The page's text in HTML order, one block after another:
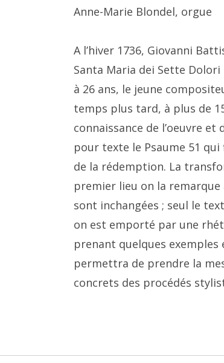
Anne-Marie Blondel, orgue
A l’hiver 1736, Giovanni
Santa Maria dei Sette
à 26 ans, le jeune
temps plus tard, à plus de
connaissance de l’oeuvre
pour texte le Psaume 51 qui
de la rédemption. La
premier lieu on la remarque
sont inchangées ; seul le
on est emporté par une
prenant quelques
permettra de prendre la
concrets des procédés